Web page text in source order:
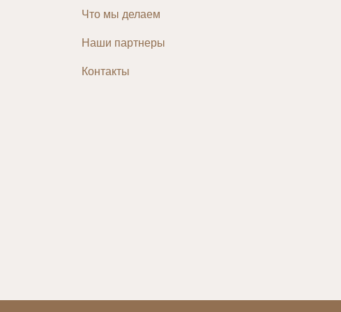
Что мы делаем
Наши партнеры
Контакты